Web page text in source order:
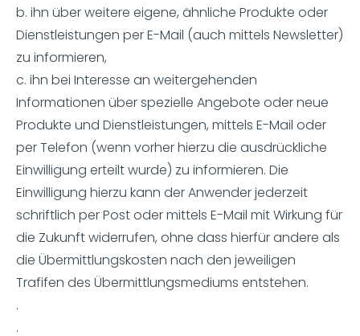
b. ihn über weitere eigene, ähnliche Produkte oder
Dienstleistungen per E-Mail (auch mittels Newsletter)
zu informieren,
c. ihn bei Interesse an weitergehenden
Informationen über spezielle Angebote oder neue
Produkte und Dienstleistungen, mittels E-Mail oder
per Telefon (wenn vorher hierzu die ausdrückliche
Einwilligung erteilt wurde) zu informieren. Die
Einwilligung hierzu kann der Anwender jederzeit
schriftlich per Post oder mittels E-Mail mit Wirkung für
die Zukunft widerrufen, ohne dass hierfür andere als
die Übermittlungskosten nach den jeweiligen
Trafifen des Übermittlungsmediums entstehen.
.
.